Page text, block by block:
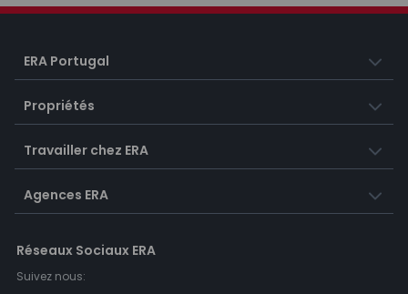
ERA Portugal
Propriétés
Travailler chez ERA
Agences ERA
Réseaux Sociaux ERA
Suivez nous: